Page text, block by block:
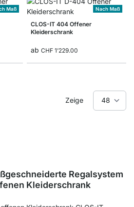
Maß Nach Maß
CLOS-IT 404 Offener
Kleiderschrank
ab CHF 1’229.00
Zeige
Regalsystem
Kleiderschrank